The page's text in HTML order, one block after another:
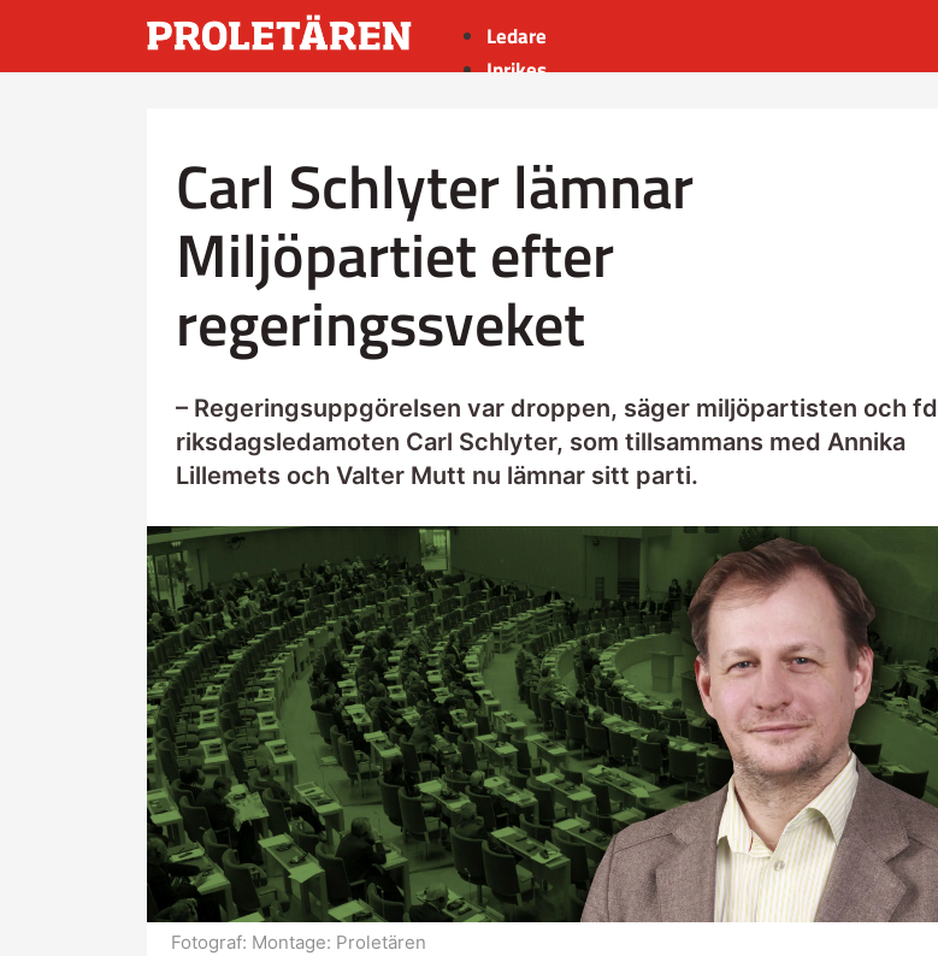
Ledare
Inrikes
Sport
Insänt
Carl Schlyter lämnar
Miljöpartiet efter
regeringssveket
– Regeringsuppgörelsen var droppen, säger miljöpartisten och fd
riksdagsledamoten Carl Schlyter, som tillsammans med Annika
Lillemets och Valter Mutt nu lämnar sitt parti.
Fotograf: Montage: Proletären